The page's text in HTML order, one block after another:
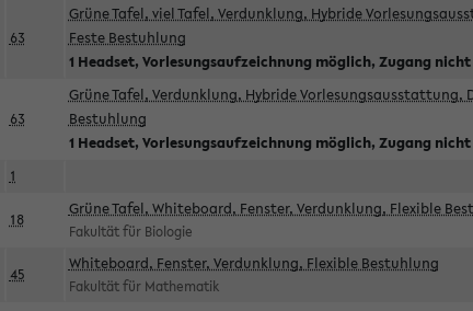
63
Grüne Tafel, viel Tafel, Verdunklung, Hybride
Feste Bestuhlung
1 Headset, Vorlesungsaufzeichnung möglich, Zugang
63
Grüne Tafel, Verdunklung, Hybride Vorlesungsausstattung,
Bestuhlung
1 Headset, Vorlesungsaufzeichnung möglich, Zugang
1
18
Grüne Tafel, Whiteboard, Fenster, Verdunklung, Flexible
Fakultät für Biologie
45
Whiteboard, Fenster, Verdunklung, Flexible Bestuhlung
Fakultät für Mathematik